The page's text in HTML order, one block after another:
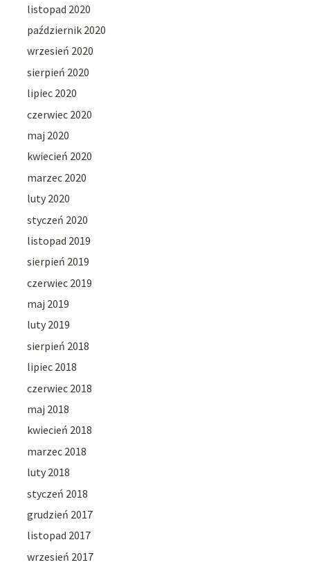
listopad 2020
październik 2020
wrzesień 2020
sierpień 2020
lipiec 2020
czerwiec 2020
maj 2020
kwiecień 2020
marzec 2020
luty 2020
styczeń 2020
listopad 2019
sierpień 2019
czerwiec 2019
maj 2019
luty 2019
sierpień 2018
lipiec 2018
czerwiec 2018
maj 2018
kwiecień 2018
marzec 2018
luty 2018
styczeń 2018
grudzień 2017
listopad 2017
wrzesień 2017